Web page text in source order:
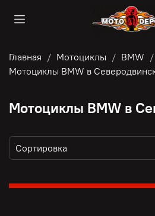
Главная Мотоциклы
BMW
Мотоциклы BMW в
Мотоциклы BMW в